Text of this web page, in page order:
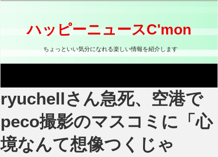
ス
ッ
プ
ハッピーニュースC'mon
ちょっといい気分になれる楽しい情報を紹介します
ryuchellさん急死、空港で
peco撮影のマスコミに「心
境なんて想像つくじゃ